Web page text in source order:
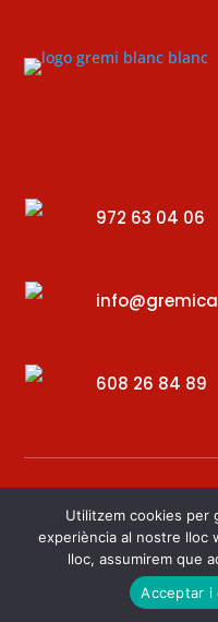
972 63 04 06
608 26 84 89
Utilitzem cookies per
experiència al nostre lloc
lloc, assumirem que
Acceptar i